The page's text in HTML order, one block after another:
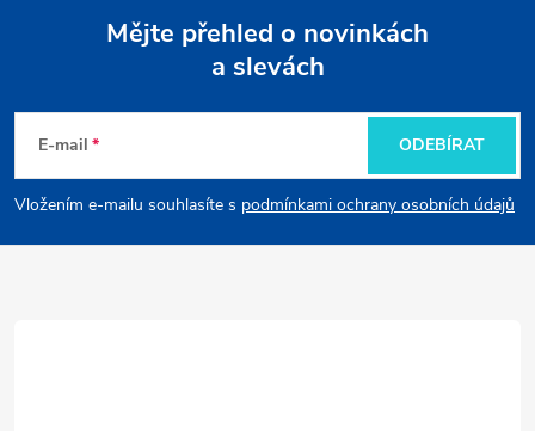
p
Mějte přehled o novinkách
a slevách
E-mail
Vložením e-mailu souhlasíte s podmínkami ochrany osobních údajů
ODEBÍRAT